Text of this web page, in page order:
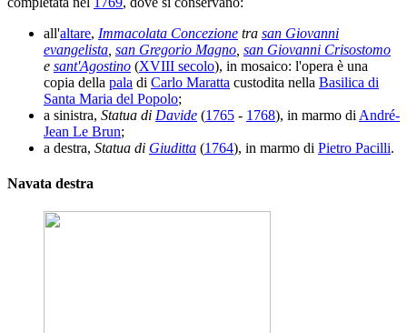
all'altare, Immacolata Concezione tra san Giovanni
evangelista san Gregorio Magno san Giovanni Crisostomo
e sant'Agostino (XVIII secolo), in mosaico: l'opera è una
copia della pala di Carlo Maratta custodita nella Basilica di
Santa Maria del Popolo;
a sinistra, Statua di Davide (1765 - 1768), in marmo di André-
Jean Le Brun;
a destra, Statua di Giuditta (1764), in marmo di Pietro Pacilli.
Navata destra